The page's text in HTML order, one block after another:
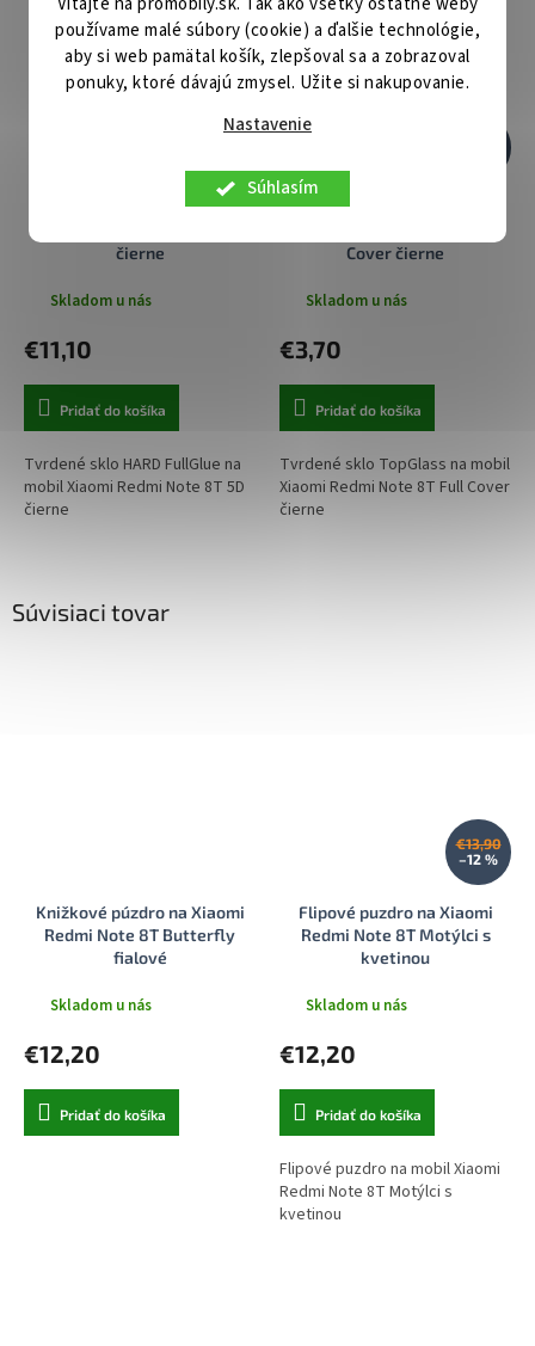
používame malé súbory (cookie) a ďalšie technológie,
aby si web pamätal košík, zlepšoval sa a zobrazoval
ponuky, ktoré dávajú zmysel. Užite si nakupovanie.
Nastavenie
Súhlasím
Súvisiaci tovar
Knižkové púzdro na Xiaomi
Redmi Note 8T Butterfly
fialové
Skladom u nás
€12,20
Pridať do košíka
€13,90
–12 %
Flipové puzdro na Xiaomi
Redmi Note 8T Motýlci s
kvetinou
Skladom u nás
€12,20
Pridať do košíka
Flipové puzdro na mobil Xiaomi
Redmi Note 8T Motýlci s
kvetinou
Tvrdené sklo HARD FullGlue
čierne
Skladom u nás
€11,10
Pridať do košíka
Tvrdené sklo HARD FullGlue na
mobil Xiaomi Redmi Note 8T 5D
čierne
Tvrdené sklo TopGlass na
Cover čierne
Skladom u nás
€3,70
Pridať do košíka
Tvrdené sklo TopGlass na mobil
Xiaomi Redmi Note 8T Full Cover
čierne